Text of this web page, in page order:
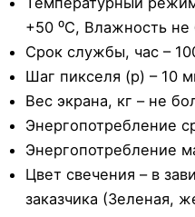
+50 ⁰С, Влажность
Срок службы, час –
Шаг пикселя (р) – 10
Вес экрана, кг – не
Энергопотребление
Энергопотребление
Цвет свечения – в
заказчика (Зеленая,